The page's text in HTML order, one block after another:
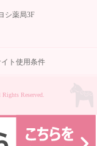
シ薬局3F
ト使用条件
Reserved.